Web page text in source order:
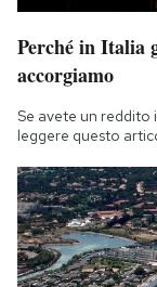
Perché in Italia
accorgiamo
Se avete un reddito
leggere questo